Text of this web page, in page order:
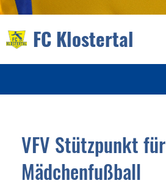
FC Klostertal
VFV Stützpunkt für
Mädchenfußball